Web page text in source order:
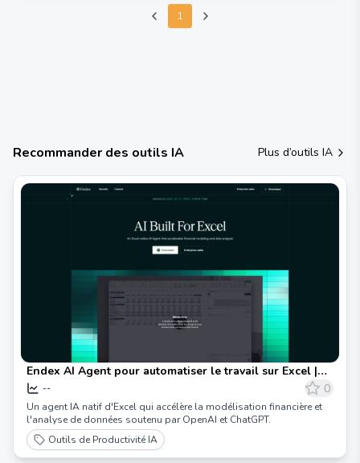
1
Recommander des outils IA Plus d’outils IA
Endex AI Agent pour automatiser le travail sur Excel |
Soutenu par OpenAI
-- 0
Un agent IA natif d'Excel qui accélère la modélisation financière et
l'analyse de données soutenu par OpenAI et ChatGPT.
Outils de Productivité IA